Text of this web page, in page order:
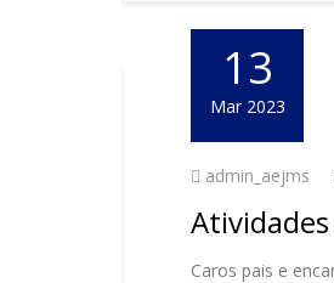
13
Mar 2023
admin_aejms
Caros pais e